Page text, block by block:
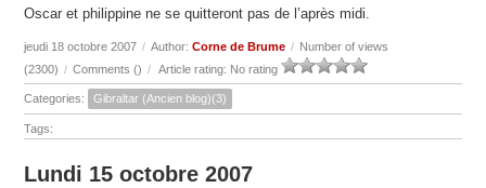
Oscar et philippine ne se quitteront pas de l’après midi.
jeudi 18 octobre 2007 / Author:Corne de Brume / Number of views
(2300) / Comments () / Article rating: No rating
Categories: Gibraltar (Ancien blog)(3)
Tags:
Lundi 15 octobre 2007